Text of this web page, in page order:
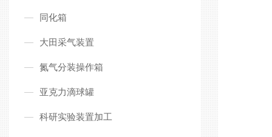
同化箱
大田采气装置
氮气分装操作箱
亚克力滴球罐
科研实验装置加工